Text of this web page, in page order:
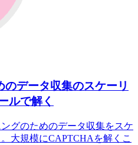
データ収集のスケーリ
ルで解く
グのためのデータ収集をスケ
大規模にCAPTCHAを解くこ